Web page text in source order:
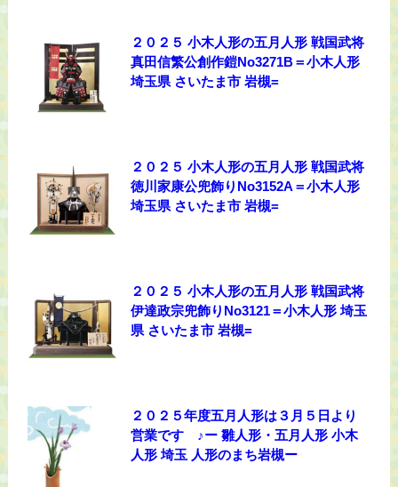
２０２５ 小木人形の五月人形 戦国武将
真田信繁公創作鎧No3271B＝小木人形
埼玉県 さいたま市 岩槻=
２０２５ 小木人形の五月人形 戦国武将
徳川家康公兜飾りNo3152A＝小木人形
埼玉県 さいたま市 岩槻=
２０２５ 小木人形の五月人形 戦国武将
伊達政宗兜飾りNo3121＝小木人形 埼玉
県 さいたま市 岩槻=
２０２５年度五月人形は３月５日より
営業です ♪ー 雛人形・五月人形 小木
人形 埼玉 人形のまち岩槻ー